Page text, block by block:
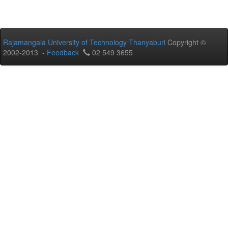
Rajamangala University of Technology Thanyaburi Copyright ©
2002-2013 - Feedback 02 549 3655